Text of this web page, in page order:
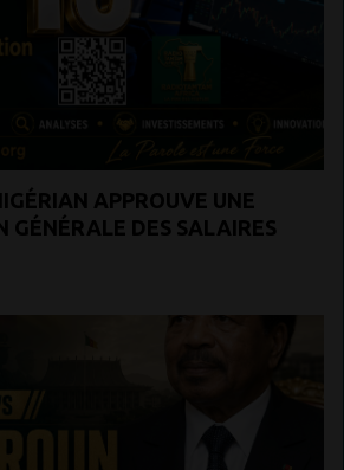
APPROUVE UNE
GÉNÉRALE DES SALAIRES